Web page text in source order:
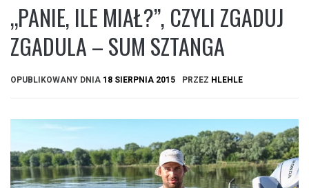
„PANIE, ILE MIAŁ?”, CZYLI ZGADUJ
ZGADULA – SUM SZTANGA
OPUBLIKOWANY DNIA 18 SIERPNIA 2015 PRZEZ HLEHLE